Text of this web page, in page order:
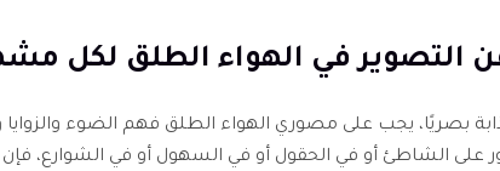
بصريًا، يجب على مصوري الهواء الطلق فهم الضوء والزوايا
على الشاطئ أو في الحقول أو في السهول أو في الشوارع،